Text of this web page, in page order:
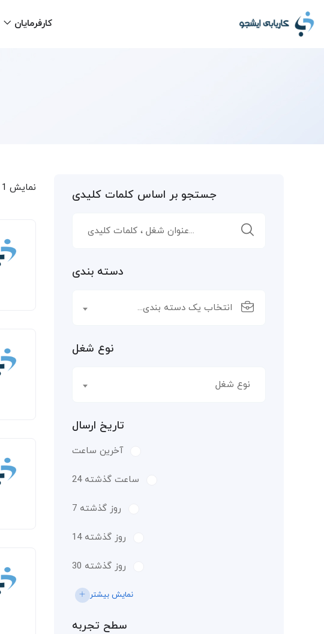
کارفرمایان
جستجو بر اساس کلمات کلیدی
دسته بندی
انتخاب یک دسته بندی...
نوع شغل
نوع شغل
تاریخ ارسال
آخرین ساعت
24 ساعت گذشته
7 روز گذشته
14 روز گذشته
30 روز گذشته
نمایش بیشتر
سطح تجربه
نمایش 1